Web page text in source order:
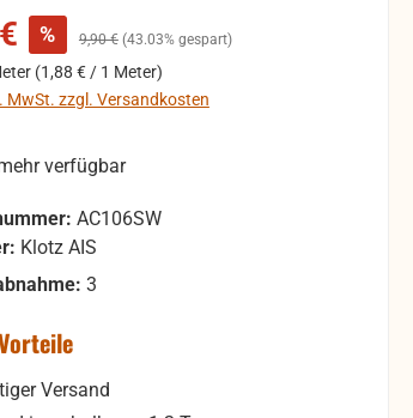
% Regulärer Preis:
9,90 € (43.03% gespart)
(1,88 € / 1 Meter)
MwSt. zzgl. Versandkosten
verfügbar
AC106SW
Klotz AIS
3
Versand